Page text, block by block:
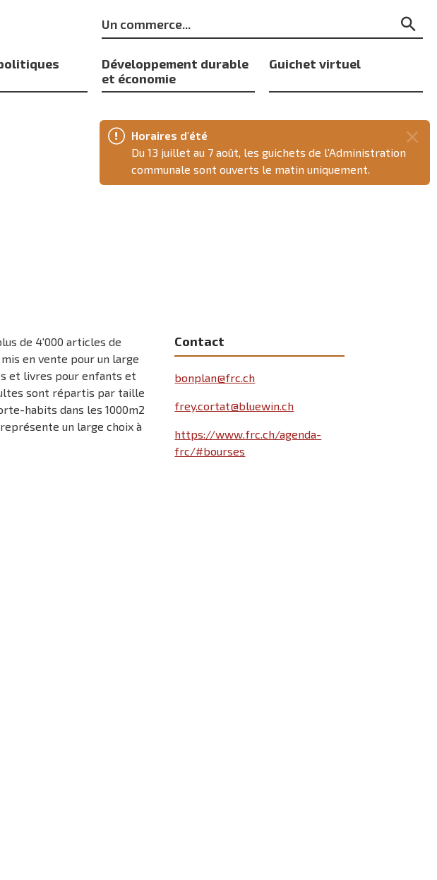
Horaires d'été
Du 13 juillet au 7 août, les guichets de l'Administration
communale sont ouverts le matin uniquement.
Mots
clés
Développement durable
et économie
Guichet virtuel
de 4'000 articles de
en vente pour un large
et livres pour enfants et
sont répartis par taille
habits dans les 1000m2
un large choix à
Contact
bonplan@frc.ch
frey.cortat@bluewin.ch
https://www.frc.ch/agenda-
frc/#bourses